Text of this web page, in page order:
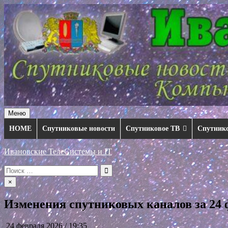
Перейти
к
содержимому
Меню
HOME
Спутниковые новости Спутниковое ТВ
Ивановские ТелеСистемы и IT
Искать:
×
Изменения спутниковых каналов за 24
24 февраля 2026 / 19:35